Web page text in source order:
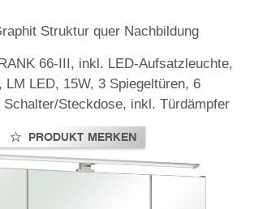
Struktur quer Nachbildung
66-III, inkl. LED-Aufsatzleuchte,
LM LED, 15W, 3 Spiegeltüren, 6
Schalter/Steckdose, inkl. Türdämpfer
PRODUKT MERKEN